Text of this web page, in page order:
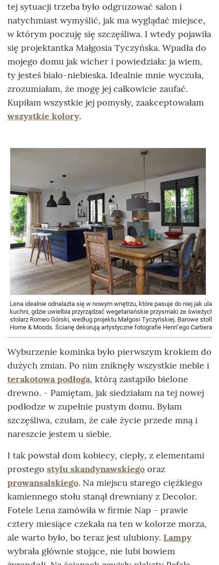
tej sytuacji trzeba było odgruzować salon i
natychmiast wymyślić, jak ma wyglądać miejsce,
w którym poczuję się szczęśliwa. I wtedy pojawiła
się projektantka Małgosia Tyczyńska. Wpadła do
mojego domu jak wicher i powiedziała: ja wiem,
ty jesteś biało-niebieska. Idealnie mnie wyczuła,
zrozumiałam, że mogę jej całkowicie zaufać.
Kupiłam wszystkie jej pomysły, zaakceptowałam
wszystkie kolory.
Lena idealnie odnalazła się w nowym wnętrzu, które pasuje do niej jak
kuchni, gdzie uwielbia przyrządzać wegetariańskie przysmaki ze świeżych
stolarz Romeo Górski, według projektu Małgosi Tyczyńskiej. Barowe
Home & Moods. Ścianę dekorują artystyczne fotografie Henri’ego Cartiera-
Wyburzenie kominka było pierwszym krokiem do
dużych zmian. Po nim zniknęły wszystkie meble i
terakotowa podłoga, którą zastąpiło bielone
drewno. - Pamiętam, jak siedziałam na tej nowej
podłodze w zupełnie pustym domu. Byłam
szczęśliwa, czułam, że całe życie przede mną i
nareszcie jestem u siebie.
I tak powstał dom kobiecy, ciepły, z elementami
prostego stylu skandynawskiego oraz
prowansalskiego. Na miejscu starego ciężkiego
kamiennego stołu stanął drewniany z Decolor.
Fotele Lena zamówiła w firmie Nap - prawie
cztery miesiące czekała na ten w kolorze morza,
ale warto było, bo teraz jest ulubiony. Lampy
wybrała głównie stojące, nie lubi bowiem